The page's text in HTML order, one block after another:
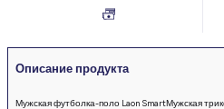
Описание продукта
Мужская футболка-поло Laon SmartМужская